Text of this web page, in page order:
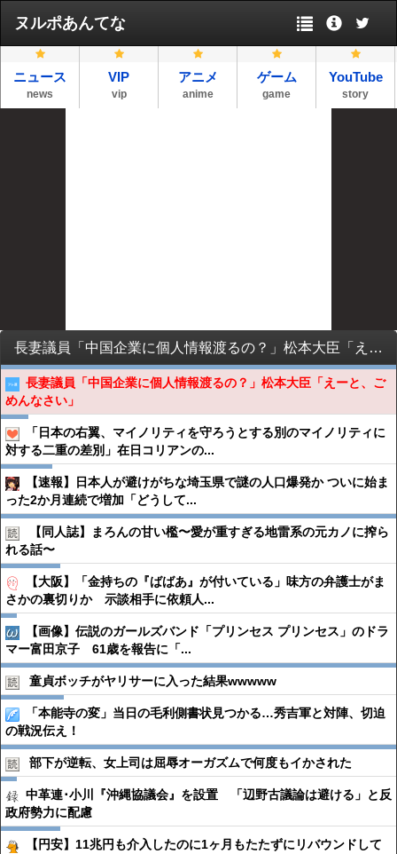
ヌルポあんてな
ニュース
news
VIP
vip
アニメ
anime
ゲーム
game
YouTube
story
長妻議員「中国企業に個人情報渡るの？」松本大臣「えーと、ごめんなさい」
長妻議員「中国企業に個人情報渡るの？」松本大臣「えーと、ご
めんなさい」
「日本の右翼、マイノリティを守ろうとする別のマイノリティに
対する二重の差別」在日コリアンの...
【速報】日本人が避けがちな埼玉県で謎の人口爆発か ついに始ま
った2か月連続で増加「どうして...
【同人誌】まろんの甘い檻〜愛が重すぎる地雷系の元カノに搾ら
れる話〜
【大阪】「金持ちの『ばばあ』が付いている」味方の弁護士がま
さかの裏切りか 示談相手に依頼人...
【画像】伝説のガールズバンド「プリンセス プリンセス」のドラ
マー富田京子 61歳を報告に「...
童貞ボッチがヤリサーに入った結果wwwww
「本能寺の変」当日の毛利側書状見つかる…秀吉軍と対陣、切迫
の戦況伝え！
部下が逆転、女上司は屈辱オーガズムで何度もイかされた
中革連･小川『沖縄協議会』を設置 「辺野古議論は避ける」と反
政府勢力に配慮
【円安】11兆円も介入したのに1ヶ月もたたずにリバウンドして